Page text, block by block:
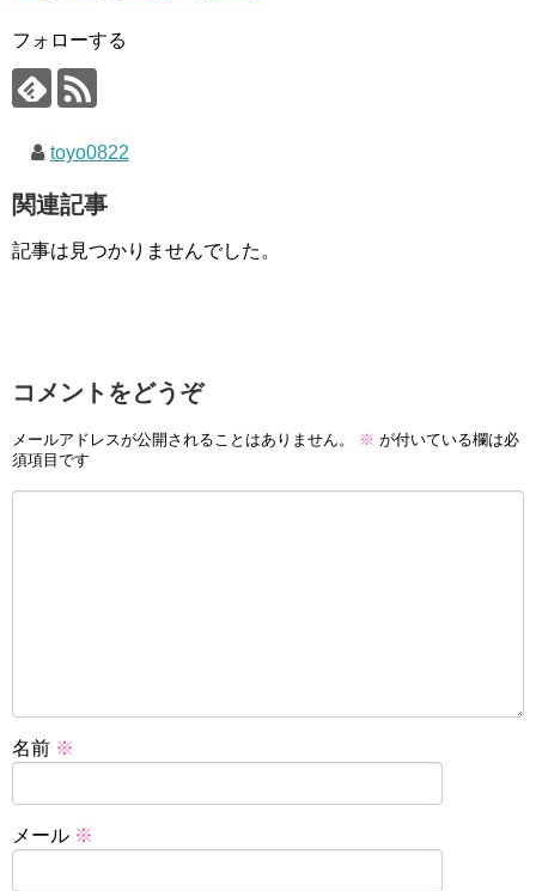
フォローする
toyo0822
関連記事
記事は見つかりませんでした。
コメントをどうぞ
メールアドレスが公開されることはありません。 ※ が付いている欄は必
須項目です
名前 ※
メール ※